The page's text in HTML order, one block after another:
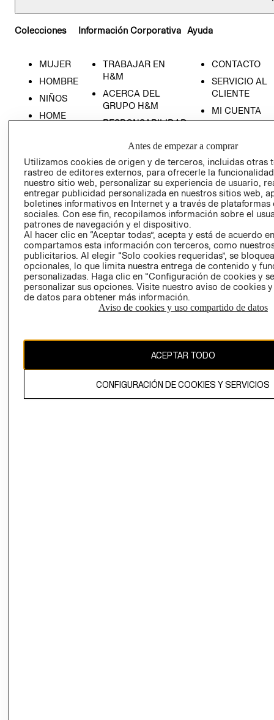
Colecciones
MUJER
HOMBRE
NIÑOS
HOME
Información Corporativa
TRABAJAR EN
H&M
ACERCA DEL
GRUPO H&M
RESPONSABILIDAD
PRENSA
RELACIÓN CON
INVERSIONISTAS
POLÍTICA
EMPRESARIAL
Ayuda
CONTACTO
SERVICIO AL
CLIENTE
MI CUENTA
- RETIRO EN
TIENDA
TÉRMINOS Y
CONDICIONES
PRIVACIDAD
GIFT CARD
AVISO DE
COOKIES
Uruguay ($U)
Antes de empezar a comprar
Utilizamos cookies de origen y de terceros, incluidas otras
rastreo de editores externos, para ofrecerle la
nuestro sitio web, personalizar su experiencia de usuario,
entregar publicidad personalizada en nuestros sitios web,
boletines informativos en Internet y a través de plataformas
sociales. Con ese fin, recopilamos información sobre el
patrones de navegación y el dispositivo.
Al hacer clic en “Aceptar todas”, acepta y está de acuerdo
compartamos esta información con terceros, como
publicitarios. Al elegir “Solo cookies requeridas”, se
opcionales, lo que limita nuestra entrega de contenido y
personalizadas. Haga clic en “Configuración de cookies y
personalizar sus opciones. Visite nuestro aviso de cookies
de datos para obtener más información.
Aviso de cookies y uso compartido de datos
ACEPTAR TODO
CONFIGURACIÓN DE COOKIES Y SERVICIOS